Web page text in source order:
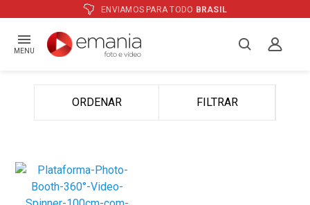
ENVIAMOS PARA TODO BRASIL
MENU
ORDENAR FILTRAR